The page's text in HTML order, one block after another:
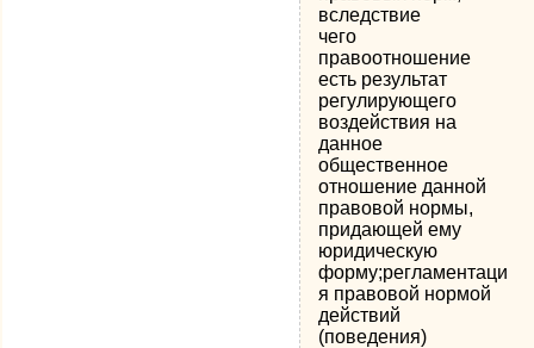
вследствие
чего
правоотношение
есть результат
регулирующего
воздействия на
данное
общественное
отношение данной
правовой нормы,
придающей ему
юридическую
форму;регламентаци
я правовой нормой
действий
(поведения)